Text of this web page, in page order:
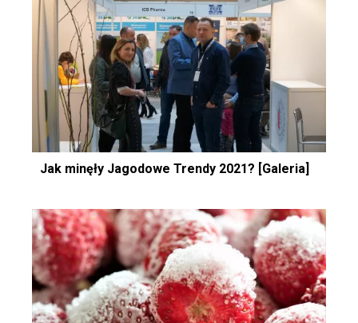
Jak minęły Jagodowe Trendy 2021? [Galeria]